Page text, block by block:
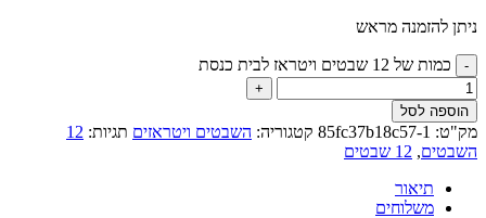
ניתן להזמנה מראש
כמות של 12 שבטים ויטראז לבית כנסת
הוספה לסל
מק"ט: 85fc37b18c57-1 קטגוריה: השבטים ויטראזים תגיות: 12
השבטים, 12 שבטים
תיאור
משלוחים